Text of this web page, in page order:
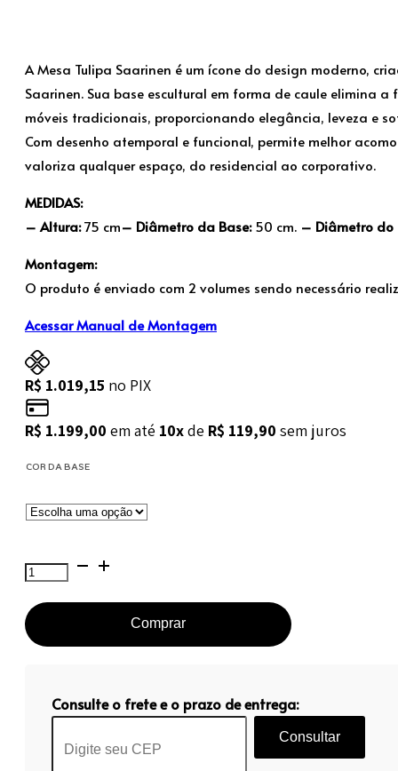
A Mesa Tulipa Saarinen é um ícone do design moderno,
Saarinen. Sua base escultural em forma de caule elimina
móveis tradicionais, proporcionando elegância, leveza e
Com desenho atemporal e funcional, permite melhor
valoriza qualquer espaço, do residencial ao corporativo.
MEDIDAS:
– Altura:75 cm– Diâmetro da Base:50 cm. – Diâmetro do
Montagem:
O produto é enviado com 2 volumes sendo necessário
Acessar Manual de Montagem
R$ 1.019,15 no PIX
R$ 1.199,00 em até 10xde R$ 119,90 sem juros
COR DA BASE
Mesa
Jantar
Saarinen
Comprar
Consulte o frete e o prazo de entrega:
Consultar